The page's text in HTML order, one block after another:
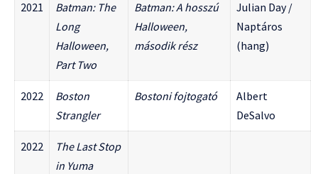
2021
Batman: The
Long
Halloween,
Part Two
Batman: A hosszú
Halloween,
második rész
Julian Day /
Naptáros
(hang)
2022
Boston
Strangler
Bostoni fojtogató
Albert
DeSalvo
2022
The Last Stop
in Yuma